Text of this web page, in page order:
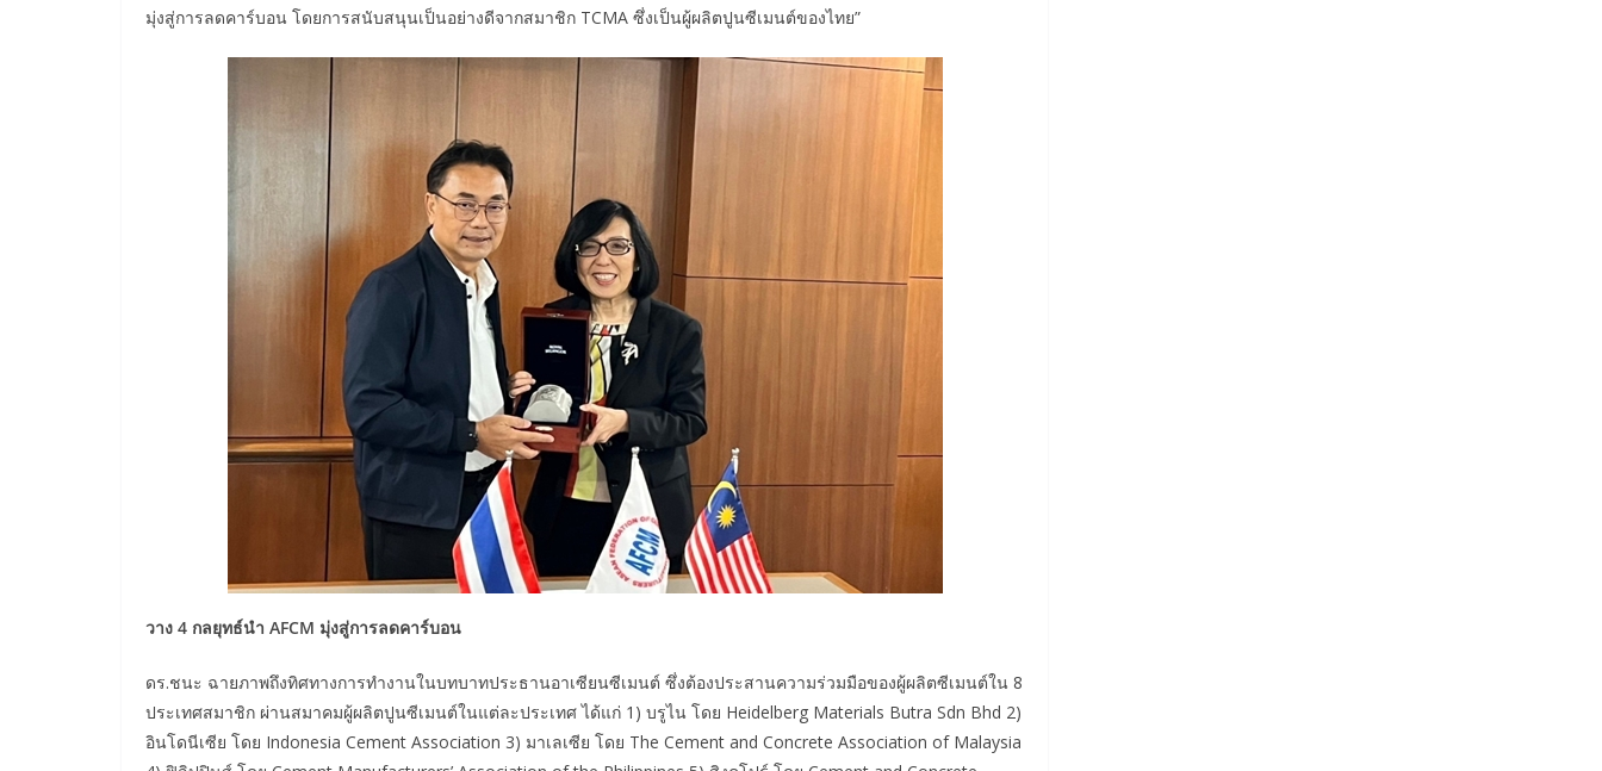
มุ่งสู่การลดคาร์บอน โดยการสนับสนุนเป็นอย่างดีจากสมาชิก TCMA ซึ่งเป็นผู้ผลิตปูนซีเมนต์ของไทย”
วาง 4 กลยุทธ์นำ AFCM มุ่งสู่การลดคาร์บอน
ดร.ชนะ ฉายภาพถึงทิศทางการทำงานในบทบาทประธานอาเซียนซีเมนต์ ซึ่งต้องประสานความร่วมมือของผู้ผลิตซีเมนต์ใน 8
ประเทศสมาชิก ผ่านสมาคมผู้ผลิตปูนซีเมนต์ในแต่ละประเทศ ได้แก่ 1) บรูไน โดย Heidelberg Materials Butra Sdn Bhd 2)
อินโดนีเซีย โดย Indonesia Cement Association 3) มาเลเซีย โดย The Cement and Concrete Association of Malaysia